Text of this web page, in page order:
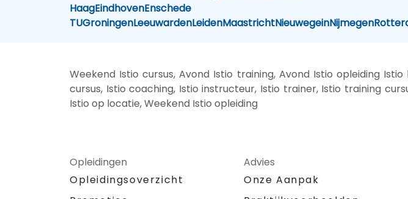
HaagEindhovenEnschede
TUGroningenLeeuwardenLeidenMaastrichtNieuwegeinNijmegen
Weekend Istio cursus, Avond Istio training, Avond Istio opleiding
cursus, Istio coaching, Istio instructeur, Istio trainer, Istio training
Istio op locatie, Weekend Istio opleiding
Opleidingen
Opleidingsoverzicht
Advies
Onze Aanpak